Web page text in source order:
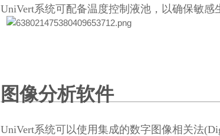
UniVert系统可配备温度控制液池，以确保敏感
图像分析软件
UniVert系统可以使用集成的数字图像相关法